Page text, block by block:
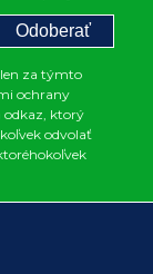
Odoberať
len za týmto
ochrany
odkaz, ktorý
odvolať